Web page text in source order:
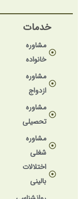
خدمات
مشاوره
خانواده
مشاوره
ازدواج
مشاوره
تحصیلی
مشاوره
شغلی
اختلالات
بالینی